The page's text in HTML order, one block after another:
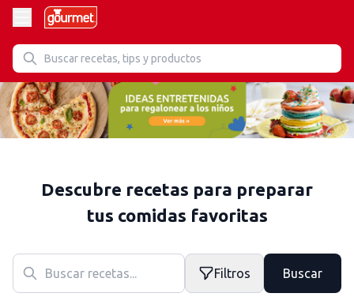
Descubre recetas para preparar
tus comidas favoritas
Filtros Buscar